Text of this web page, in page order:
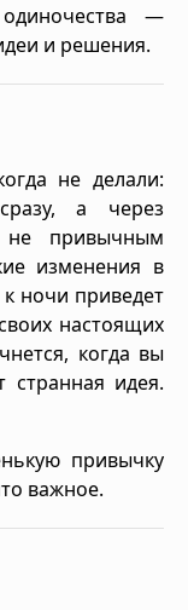
—
и решения.
не делали:
а через
не привычным
изменения в
к ночи приведет
настоящих
когда вы
странная идея.
привычку
важное.